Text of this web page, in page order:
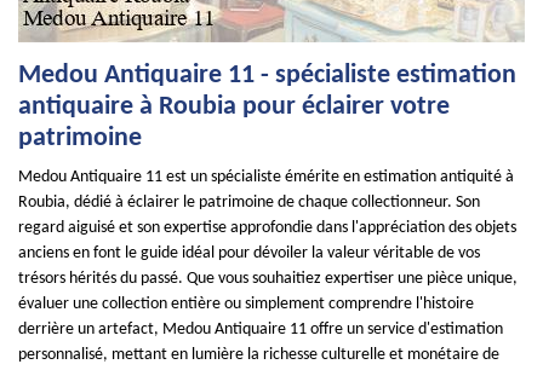
Medou Antiquaire 11 - spécialiste estimation
antiquaire à Roubia pour éclairer votre
patrimoine
Medou Antiquaire 11 est un spécialiste émérite en estimation antiquité à
Roubia, dédié à éclairer le patrimoine de chaque collectionneur. Son
regard aiguisé et son expertise approfondie dans l'appréciation des objets
anciens en font le guide idéal pour dévoiler la valeur véritable de vos
trésors hérités du passé. Que vous souhaitiez expertiser une pièce unique,
évaluer une collection entière ou simplement comprendre l'histoire
derrière un artefact, Medou Antiquaire 11 offre un service d'estimation
personnalisé, mettant en lumière la richesse culturelle et monétaire de